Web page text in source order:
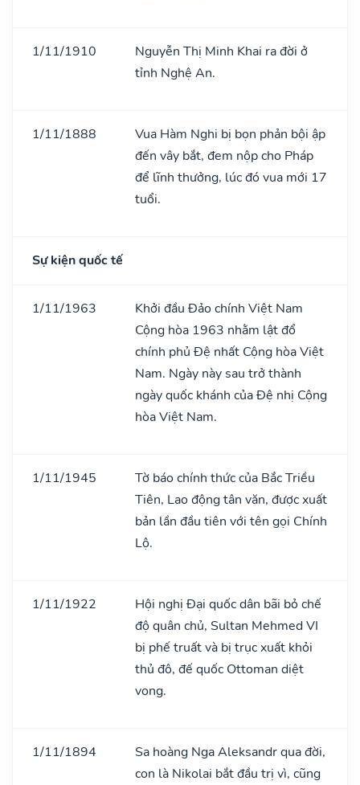
1/11/1910
Nguyễn Thị Minh Khai ra đời ở
tỉnh Nghệ An.
1/11/1888
Vua Hàm Nghi bị bọn phản bội ập
đến vây bắt, đem nộp cho Pháp
để lĩnh thưởng, lúc đó vua mới 17
tuổi.
Sự kiện quốc tế
1/11/1963
Khởi đầu Đảo chính Việt Nam
Cộng hòa 1963 nhằm lật đổ
chính phủ Đệ nhất Cộng hòa Việt
Nam. Ngày này sau trở thành
ngày quốc khánh của Đệ nhị Cộng
hòa Việt Nam.
1/11/1945
Tờ báo chính thức của Bắc Triều
Tiên, Lao động tân văn, được xuất
bản lần đầu tiên với tên gọi Chính
Lộ.
1/11/1922
Hội nghị Đại quốc dân bãi bỏ chế
độ quân chủ, Sultan Mehmed VI
bị phế truất và bị trục xuất khỏi
thủ đô, đế quốc Ottoman diệt
vong.
1/11/1894
Sa hoàng Nga Aleksandr qua đời,
con là Nikolai bắt đầu trị vì, cũng